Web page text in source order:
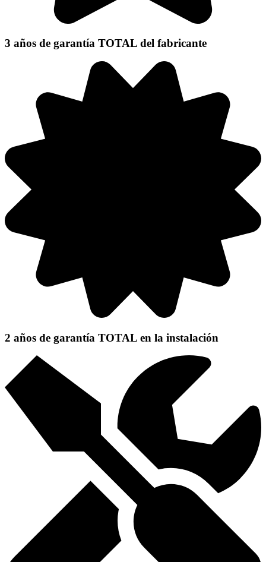
3 años de garantía TOTAL del fabricante
2 años de garantía TOTAL en la instalación